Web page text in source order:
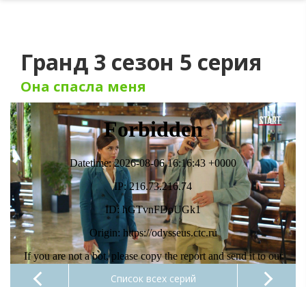
Гранд 3 сезон 5 серия
Она спасла меня
Список всех серий